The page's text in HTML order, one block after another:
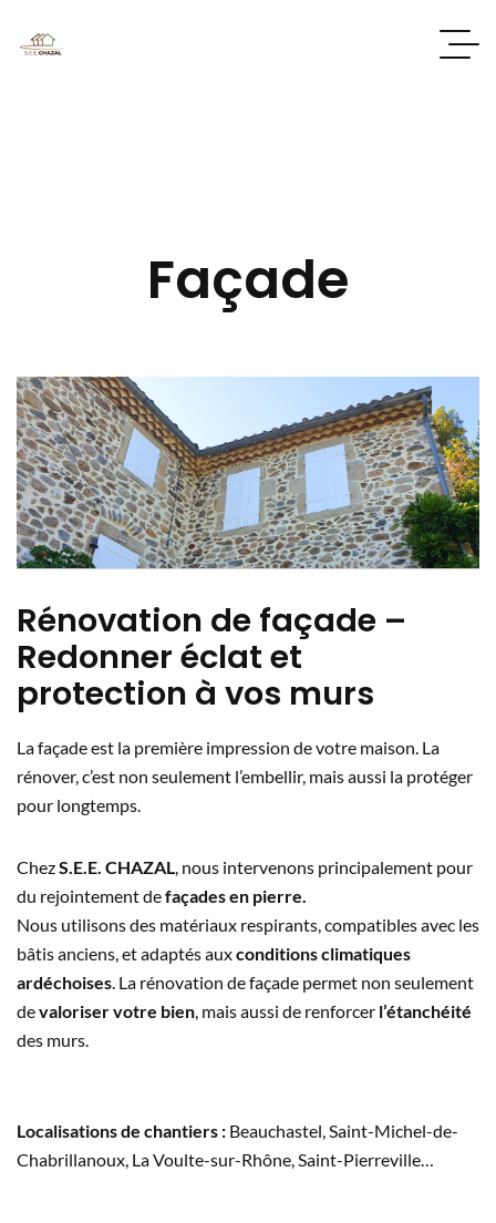
Façade
Rénovation de façade –
Redonner éclat et
protection à vos murs
La façade est la première impression de votre maison. La
rénover, c’est non seulement l’embellir, mais aussi la protéger
pour longtemps.
ChezS.E.E. CHAZAL, nous intervenons principalement pour
du rejointement defaçades en pierre.
Nous utilisons des matériaux respirants, compatibles avec les
bâtis anciens, et adaptés auxconditions climatiques
ardéchoises. La rénovation de façade permet non seulement
devaloriser votre bien, mais aussi de renforcer l’étanchéité
des murs.
Localisations de chantiers : Beauchastel, Saint-Michel-de-
Chabrillanoux, La Voulte-sur-Rhône, Saint-Pierreville…